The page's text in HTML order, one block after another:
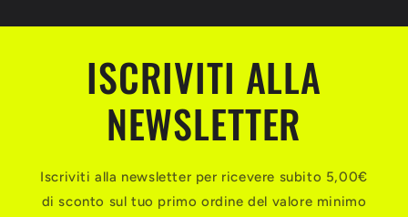
ISCRIVITI ALLA
NEWSLETTER
Iscriviti alla newsletter per ricevere subito 5,00€
di sconto sul tuo primo ordine del valore minimo